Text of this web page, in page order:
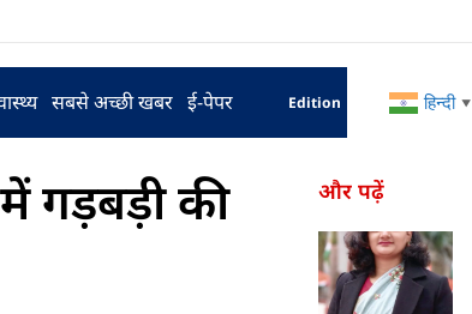
सबसे अच्छी खबर ई-पेपर Edition हिन्दी ▼
गड़बड़ी की
और पढ़ें